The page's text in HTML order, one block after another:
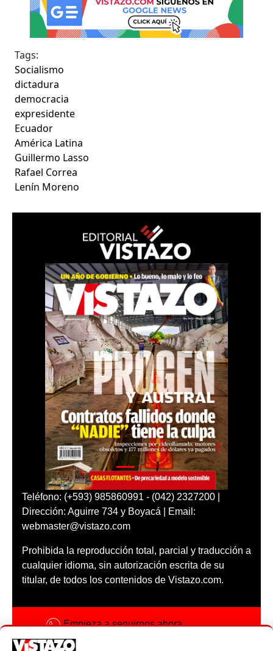
Tags:
Socialismo
dictadura
democracia
expresidente
Ecuador
América Latina
Guillermo Lasso
Rafael Correa
Lenín Moreno
Teléfono: (+593) 985860991 - (042) 2327200 |
Dirección: Aguirre 734 y Boyacá | Email:
webmaster@vistazo.com
Prohibida la reproducción total, parcial y traducción a
cualquier idioma, sin autorización escrita de su
titular, de todos los contenidos de Vistazo.com.
Empieza a seguirnos ahora